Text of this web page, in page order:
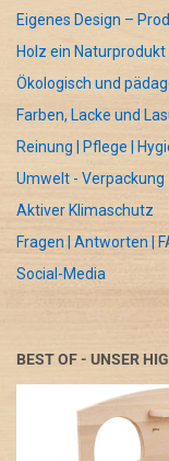
Eigenes Design –
Holz ein Naturprodukt
Ökologisch und
Farben, Lacke und
Reinung | Pflege |
Umwelt - Verpackung
Aktiver Klimaschutz
Fragen | Antworten |
Social-Media
BEST OF - UNSER